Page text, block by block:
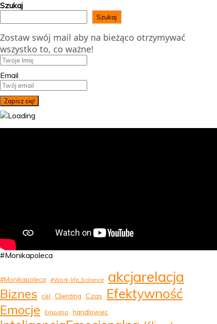
Szukaj
Szukaj
Zostaw swój mail aby na bieżąco otrzymywać
wszystko to, co ważne!
Email
#Monikapoleca
#Monikapoleca #Work-life_balance akcjarelacja
Biznes cel Clienting Czas Efektywność
Emocje Empatia handlowiec